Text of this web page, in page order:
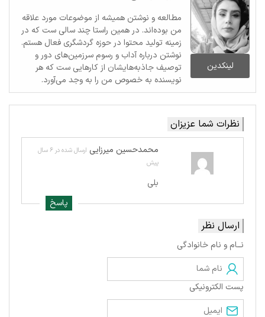
لینکدین
مطالعه و نوشتن همیشه از موضوعات مورد علاقه
من بوده‌اند. در همین راستا چند سالی ست که در
زمینه تولید محتوا در حوزه گردشگری فعال هستم.
نوشتن درباره آداب و رسوم سرزمین‌های دور و
توصیف جاذبه‌هایشان از کارهایی ست که هر
نویسنده به خصوص من را به وجد می‌آورد.
نظرات شما عزیزان
محمدحسین میرزایی
ارسال شده در 6 سال
پیش
بلی
پاسخ
ارسال نظر
نــام و نام خانوادگی
پست الکترونیکی